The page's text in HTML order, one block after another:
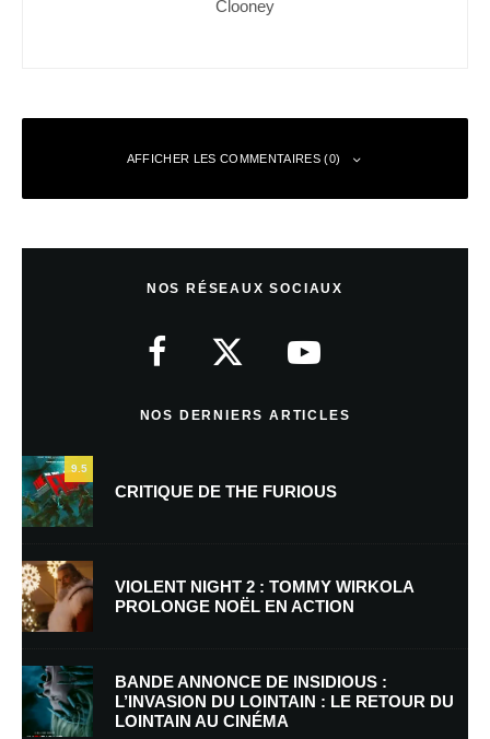
Clooney
AFFICHER LES COMMENTAIRES (0)
Nom*
E-mail* Site web
NOS RÉSEAUX SOCIAUX
NOS DERNIERS ARTICLES
9.5
CRITIQUE DE THE FURIOUS
VIOLENT NIGHT 2 : TOMMY WIRKOLA
PROLONGE NOËL EN ACTION
BANDE ANNONCE DE INSIDIOUS :
L’INVASION DU LOINTAIN : LE RETOUR DU
LOINTAIN AU CINÉMA